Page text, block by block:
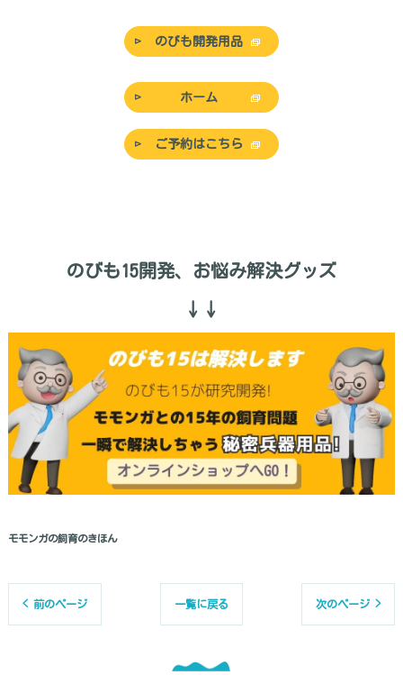
のびも開発用品
ホーム
ご予約はこちら
のびも15開発、お悩み解決グッズ
↓↓
モモンガの飼育のきほん
< 前のページ 一覧に戻る 次のページ >